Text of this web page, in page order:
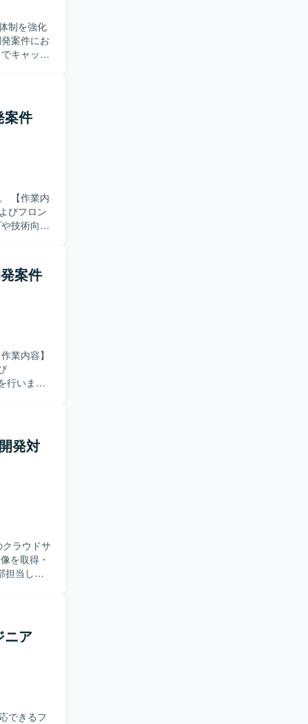
制を強化
案件
びフロン
タベース
案件
行いま
発対
を取得・
担当しま
ニア
できるフ